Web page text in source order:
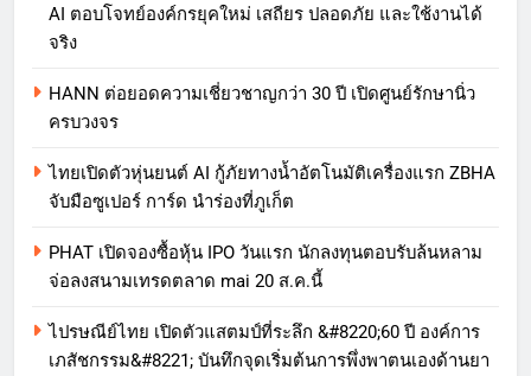
AI ตอบโจทย์องค์กรยุคใหม่ เสถียร ปลอดภัย และใช้งานได้
จริง
HANN ต่อยอดความเชี่ยวชาญกว่า 30 ปี เปิดศูนย์รักษานิ่ว
ครบวงจร
ไทยเปิดตัวหุ่นยนต์ AI กู้ภัยทางน้ำอัตโนมัติเครื่องแรก ZBHA
จับมือซูเปอร์ การ์ด นำร่องที่ภูเก็ต
PHAT เปิดจองซื้อหุ้น IPO วันแรก นักลงทุนตอบรับล้นหลาม
จ่อลงสนามเทรดตลาด mai 20 ส.ค.นี้
ไปรษณีย์ไทย เปิดตัวแสตมป์ที่ระลึก &#8220;60 ปี องค์การ
เภสัชกรรม&#8221; บันทึกจุดเริ่มต้นการพึ่งพาตนเองด้านยา